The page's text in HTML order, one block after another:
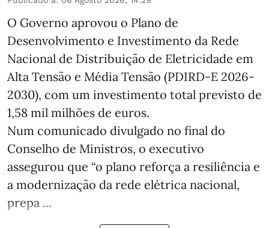
O Governo aprovou o Plano de
Desenvolvimento e Investimento da Rede
Nacional de Distribuição de Eletricidade em
Alta Tensão e Média Tensão (PDIRD-E 2026-
2030), com um investimento total previsto de
1,58 mil milhões de euros.
Num comunicado divulgado no final do
Conselho de Ministros, o executivo
assegurou que “o plano reforça a resiliência e
a modernização da rede elétrica nacional,
prepa ...